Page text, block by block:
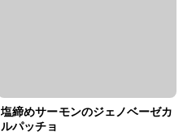
塩締めサーモンのジェノベーゼカ
ルパッチョ